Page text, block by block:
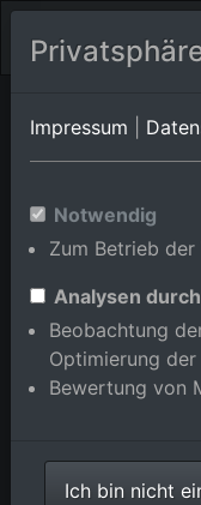
Mandelbachtal/
Bolchen
Saarland,
Impressum
Notwendig
Zum Betrieb
Analysen
Beobachtung
Optimierung
Bewertung von
Ich bin nicht